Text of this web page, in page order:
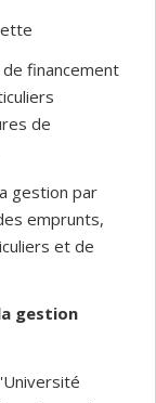
financement
de
gestion par
emprunts,
et de
gestion